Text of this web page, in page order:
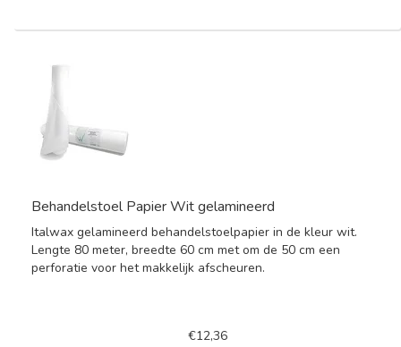
Behandelstoel Papier Wit gelamineerd
Italwax gelamineerd behandelstoelpapier in de kleur wit.
Lengte 80 meter, breedte 60 cm met om de 50 cm een
perforatie voor het makkelijk afscheuren.
€12,36